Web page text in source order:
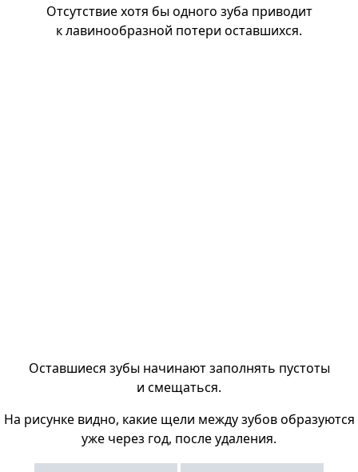
Отсутствие хотя бы одного зуба приводит
к лавинообразной потери оставшихся.
Оставшиеся зубы начинают заполнять пустоты
и смещаться.
На рисунке видно, какие щели между зубов образуются
уже через год, после удаления.